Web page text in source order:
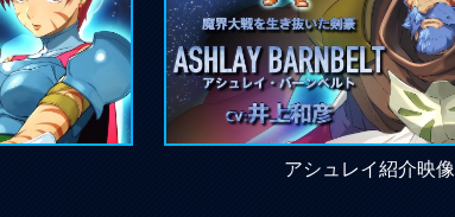
アシュレイ紹介映像